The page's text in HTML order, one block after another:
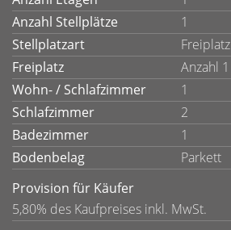
Anzahl Stellplätze
1
Stellplatzart
Freiplatz
Freiplatz
Anzahl 1
Wohn- / Schlafzimmer
1
Schlafzimmer
2
Badezimmer
1
Bodenbelag
Parkett
Provision für Käufer
5,80% des Kaufpreises inkl. MwSt.